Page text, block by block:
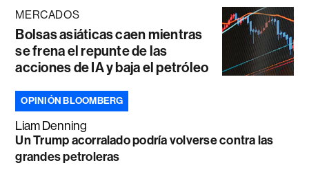
MERCADOS
Bolsas asiáticas caen mientras
se frena el repunte de las
acciones de IA y baja el petróleo
OPINIÓN BLOOMBERG
Liam Denning
Un Trump acorralado podría volverse contra las
grandes petroleras